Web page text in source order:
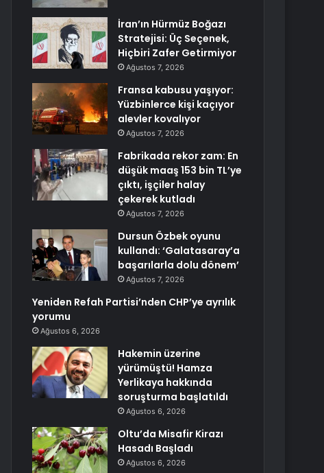
İran’ın Hürmüz Boğazı
Stratejisi: Üç Seçenek,
Hiçbiri Zafer Getirmiyor
Ağustos 7, 2026
Fransa kabusu yaşıyor:
Yüzbinlerce kişi kaçıyor
alevler kovalıyor
Ağustos 7, 2026
Fabrikada rekor zam: En
düşük maaş 153 bin TL’ye
çıktı, işçiler halay
çekerek kutladı
Ağustos 7, 2026
Dursun Özbek oyunu
kullandı: ‘Galatasaray’a
başarılarla dolu dönem’
Ağustos 7, 2026
Yeniden Refah Partisi’nden CHP’ye ayrılık
yorumu
Ağustos 6, 2026
Hakemin üzerine
yürümüştü! Hamza
Yerlikaya hakkında
soruşturma başlatıldı
Ağustos 6, 2026
Oltu’da Misafir Kirazı
Hasadı Başladı
Ağustos 6, 2026